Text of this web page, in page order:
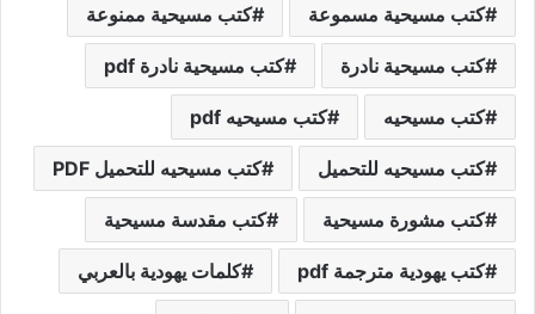
كتب مسيحية مسموعة كتب مسيحية ممنوعة
كتب مسيحية نادرة كتب مسيحية نادرة pdf
كتب مسيحيه كتب مسيحيه pdf
كتب مسيحيه للتحميل كتب مسيحيه للتحميل PDF
كتب مشورة مسيحية كتب مقدسة مسيحية
كتب يهودية مترجمة pdf كلمات يهودية بالعربي